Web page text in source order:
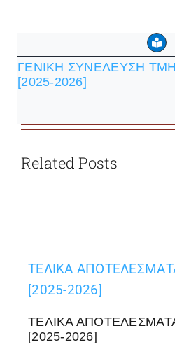
ΓΕΝΙΚΗ ΣΥΝΕΛΕΥΣΗ
[2025-2026]
Related Posts
ΤΕΛΙΚΑ
[2025-2026]
ΤΕΛΙΚΑ
[2025-2026]